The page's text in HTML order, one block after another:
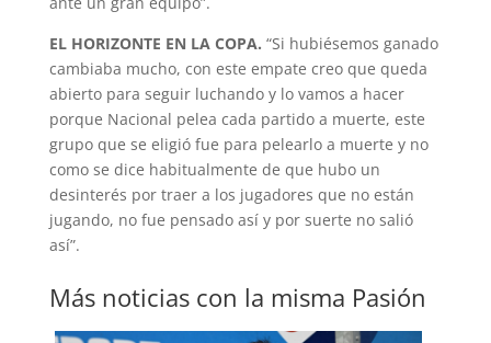
EL HORIZONTE EN LA COPA. “Si hubiésemos ganado
cambiaba mucho, con este empate creo que queda
abierto para seguir luchando y lo vamos a hacer
porque Nacional pelea cada partido a muerte, este
grupo que se eligió fue para pelearlo a muerte y no
como se dice habitualmente de que hubo un
desinterés por traer a los jugadores que no están
jugando, no fue pensado así y por suerte no salió
así”.
Más noticias con la misma Pasión